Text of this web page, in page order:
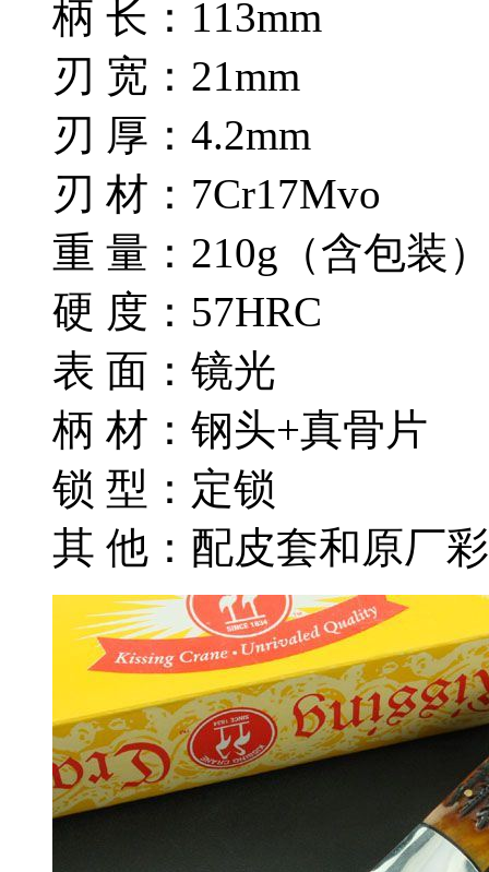
柄 长：113mm
刃 宽：21mm
刃 厚：4.2mm
刃 材：7Cr17Mvo
重 量：210g（含包装
硬 度：57HRC
表 面：镜光
柄 材：钢头+真骨片
锁 型：定锁
其 他：配皮套和原厂